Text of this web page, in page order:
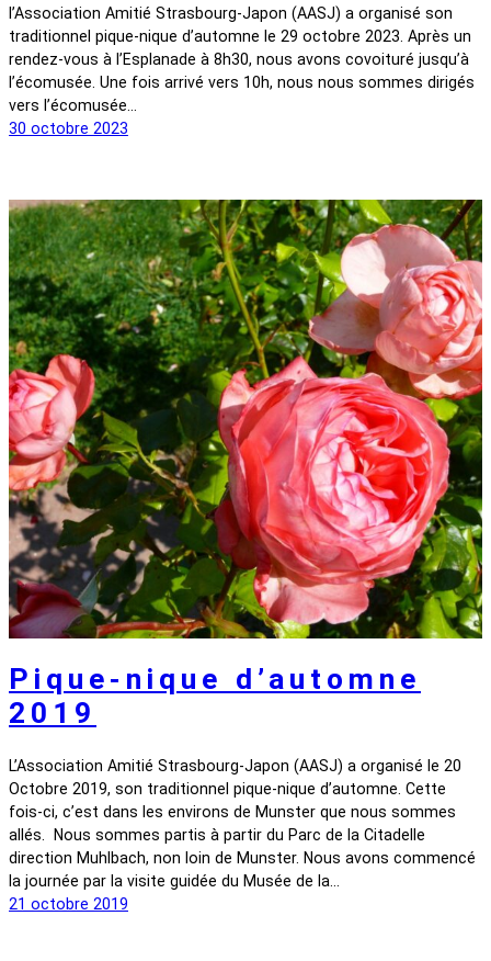
l’Association Amitié Strasbourg-Japon (AASJ) a organisé son
traditionnel pique-nique d’automne le 29 octobre 2023. Après un
rendez-vous à l’Esplanade à 8h30, nous avons covoituré jusqu’à
l’écomusée. Une fois arrivé vers 10h, nous nous sommes dirigés
vers l’écomusée…
30 octobre 2023
Pique-nique d’automne
2019
L’Association Amitié Strasbourg-Japon (AASJ) a organisé le 20
Octobre 2019, son traditionnel pique-nique d’automne. Cette
fois-ci, c’est dans les environs de Munster que nous sommes
allés. Nous sommes partis à partir du Parc de la Citadelle
direction Muhlbach, non loin de Munster. Nous avons commencé
la journée par la visite guidée du Musée de la…
21 octobre 2019